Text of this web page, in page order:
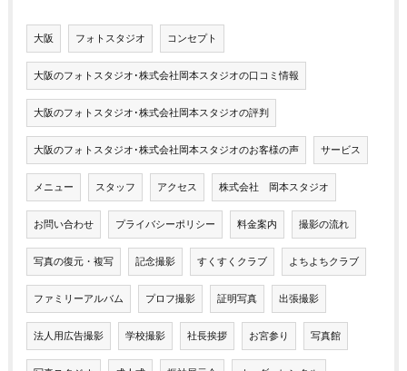
大阪 フォトスタジオ コンセプト
大阪のフォトスタジオ･株式会社岡本スタジオの口コミ情報
大阪のフォトスタジオ･株式会社岡本スタジオの評判
大阪のフォトスタジオ･株式会社岡本スタジオのお客様の声 サービス
メニュー スタッフ アクセス 株式会社 岡本スタジオ
お問い合わせ プライバシーポリシー 料金案内 撮影の流れ
写真の復元・複写 記念撮影 すくすくクラブ よちよちクラブ
ファミリーアルバム プロフ撮影 証明写真 出張撮影
法人用広告撮影 学校撮影 社長挨拶 お宮参り 写真館